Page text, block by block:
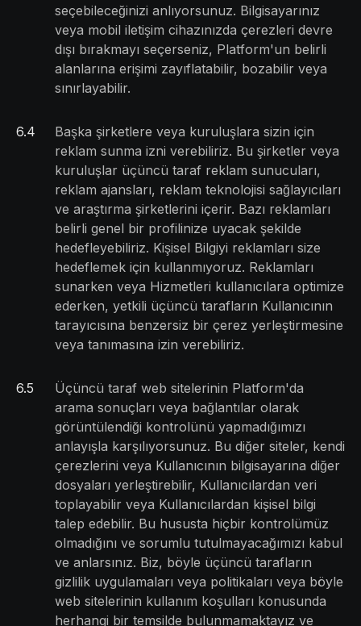
seçebileceğinizi anlıyorsunuz. Bilgisayarınız
veya mobil iletişim cihazınızda çerezleri devre
dışı bırakmayı seçerseniz, Platform'un belirli
alanlarına erişimi zayıflatabilir, bozabilir veya
sınırlayabilir.
6.4
Başka şirketlere veya kuruluşlara sizin için
reklam sunma izni verebiliriz. Bu şirketler veya
kuruluşlar üçüncü taraf reklam sunucuları,
reklam ajansları, reklam teknolojisi sağlayıcıları
ve araştırma şirketlerini içerir. Bazı reklamları
belirli genel bir profilinize uyacak şekilde
hedefleyebiliriz. Kişisel Bilgiyi reklamları size
hedeflemek için kullanmıyoruz. Reklamları
sunarken veya Hizmetleri kullanıcılara optimize
ederken, yetkili üçüncü tarafların Kullanıcının
tarayıcısına benzersiz bir çerez yerleştirmesine
veya tanımasına izin verebiliriz.
6.5
Üçüncü taraf web sitelerinin Platform'da
arama sonuçları veya bağlantılar olarak
görüntülendiği kontrolünü yapmadığımızı
anlayışla karşılıyorsunuz. Bu diğer siteler, kendi
çerezlerini veya Kullanıcının bilgisayarına diğer
dosyaları yerleştirebilir, Kullanıcılardan veri
toplayabilir veya Kullanıcılardan kişisel bilgi
talep edebilir. Bu hususta hiçbir kontrolümüz
olmadığını ve sorumlu tutulmayacağımızı kabul
ve anlarsınız. Biz, böyle üçüncü tarafların
gizlilik uygulamaları veya politikaları veya böyle
web sitelerinin kullanım koşulları konusunda
herhangi bir temsilde bulunmamaktayız ve